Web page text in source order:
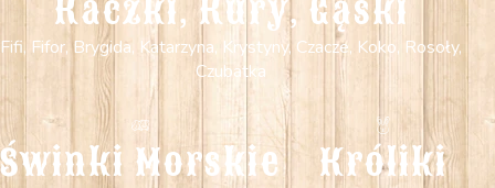
Kaczki, Kury, Gąski
Fifi, Fifor, Brygida, Katarzyna, Krystyny, Czacze, Koko, Rosoły,
Czubatka
Świnki Morskie Króliki